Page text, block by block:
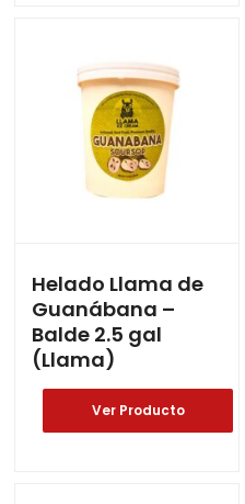
Helado Llama de
Guanábana –
Balde 2.5 gal
(Llama)
Ver Producto